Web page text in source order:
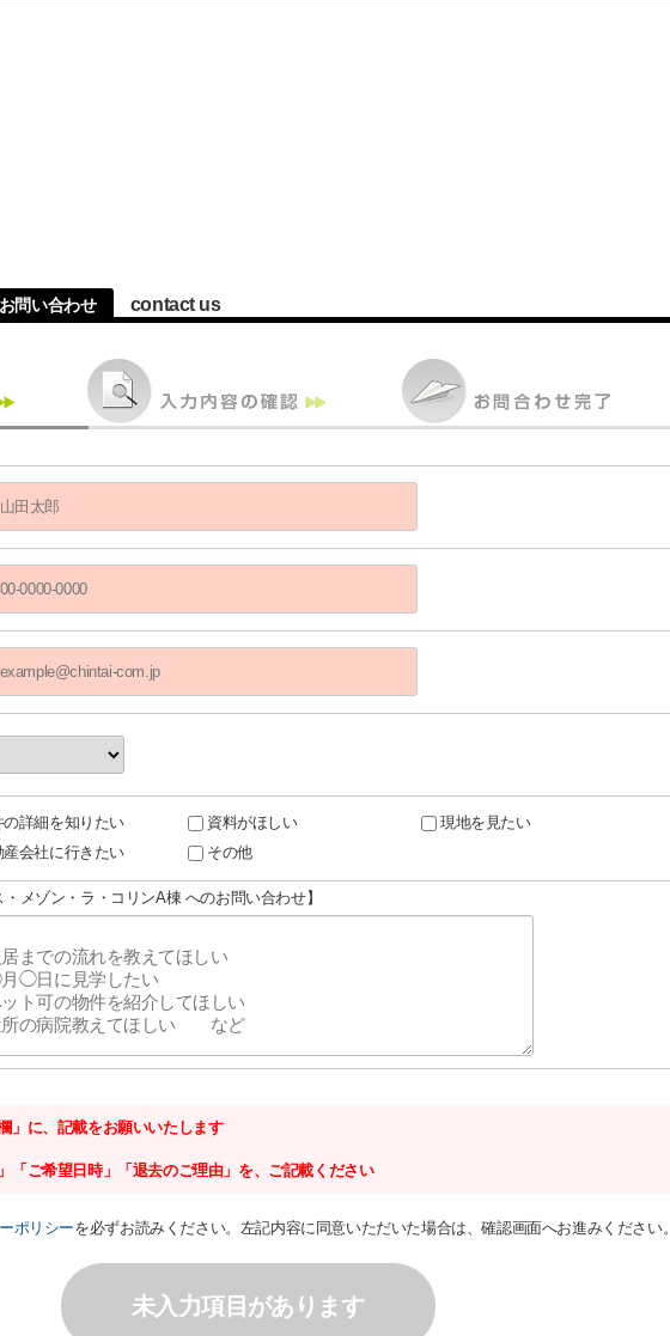
問い合わせ contact us
の詳細を知りたい 資料がほしい
現地を見たい
産会社に行きたい
その他
・メゾン・ラ・コリンA棟 へのお問い合わせ】
」に、記載をお願いいたします
ご希望日時」「退去のご理由」を、ご記載ください
ポリシーを必ずお読みください。左記内容に同意いただいた場合は、確認画面へお進みください。
未入力項目があります